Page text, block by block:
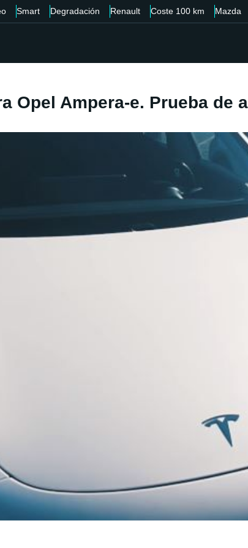
Smart Degradación Renault Coste 100 km Mazda
Opel Ampera-e. Prueba de